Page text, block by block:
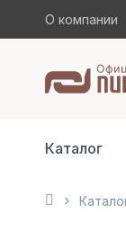
О компании
Каталог